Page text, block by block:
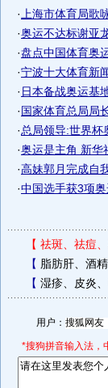
· 上海市体育局歌
·奥运不达标谢亚
·盘点中国体育奥
·宁波十大体育新
· 日本备战奥运基
·国家体育总局局
·总局领导:世界杯
·奥运是主角 新华
·高妹郭月完成自
·中国选手获3项奥
【 祛斑、祛痘
【 脂肪肝、酒
【 湿疹、皮炎
用户：
*搜狗拼音输入法，